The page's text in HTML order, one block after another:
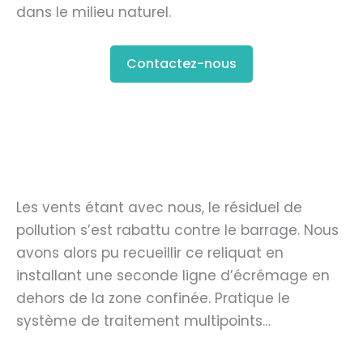
dans le milieu naturel.
Contactez-nous
Les vents étant avec nous, le résiduel de
pollution s’est rabattu contre le barrage. Nous
avons alors pu recueillir ce reliquat en
installant une seconde ligne d’écrémage en
dehors de la zone confinée. Pratique le
système de traitement multipoints…